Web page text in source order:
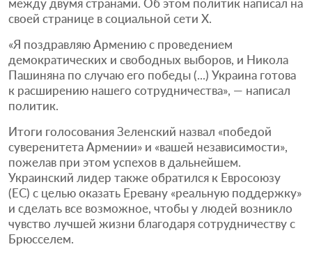
своей странице в социальной сети X.
«Я поздравляю Армению с проведением
демократических и свободных выборов, и Никола
Пашиняна по случаю его победы (...) Украина готова
к расширению нашего сотрудничества», — написал
политик.
Итоги голосования Зеленский назвал «победой
суверенитета Армении» и «вашей независимости»,
пожелав при этом успехов в дальнейшем.
Украинский лидер также обратился к Евросоюзу
(ЕС) с целью оказать Еревану «реальную поддержку»
и сделать все возможное, чтобы у людей возникло
чувство лучшей жизни благодаря сотрудничеству с
Брюсселем.